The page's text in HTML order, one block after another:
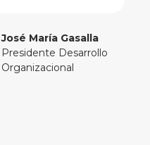
José María Gasalla
Presidente Desarrollo
Organizacional